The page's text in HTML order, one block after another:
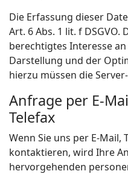
Die Erfassung dieser
Art. 6 Abs. 1 lit. f
berechtigtes Interesse
Darstellung und der
hierzu müssen die
Anfrage per E-
Telefax
Wenn Sie uns per E-Mail,
kontaktieren, wird Ihre
hervorgehenden